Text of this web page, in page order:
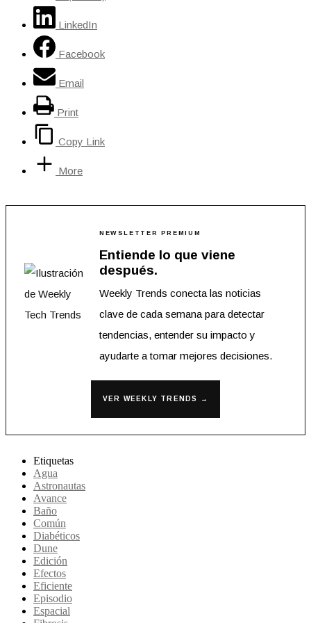
LinkedIn
Facebook
Email
Print
Copy Link
More
NEWSLETTER PREMIUM
Entiende lo que viene
después.
Weekly Trends conecta las noticias
clave de cada semana para detectar
tendencias, entender su impacto y
ayudarte a tomar mejores decisiones.
VER WEEKLY TRENDS →
Etiquetas
Agua
Astronautas
Avance
Baño
Común
Diabéticos
Dune
Edición
Efectos
Eficiente
Episodio
Espacial